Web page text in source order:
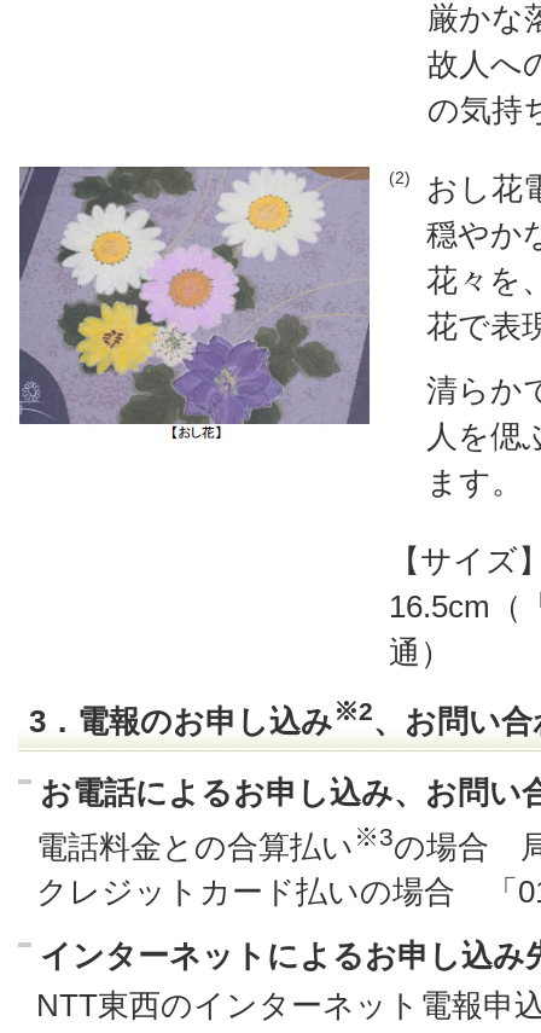
厳かな
故人へ
の気持
(2)
おし花
穏やか
花々を
花で表
清らか
人を偲
ます。
【サイズ
16.5cm（
通）
3．電報のお申し込み※2、お問い
お電話によるお申し込み、お問い
電話料金との合算払い ※3の場合
クレジットカード払いの場合 「
インターネットによるお申し込み
NTT東西のインターネット電報申